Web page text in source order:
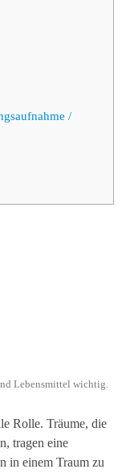
/
Lebensmittel wichtig.
Rolle. Träume, die
tragen eine
in einem Traum zu